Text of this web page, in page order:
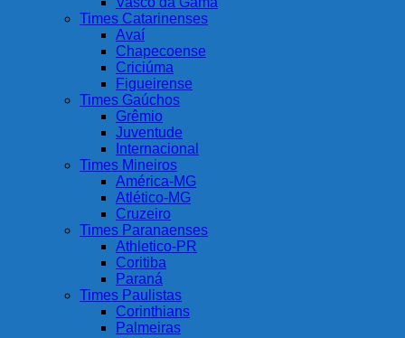
Times Catarinenses
Avaí
Chapecoense
Criciúma
Figueirense
Times Gaúchos
Grêmio
Juventude
Internacional
Times Mineiros
América-MG
Atlético-MG
Cruzeiro
Times Paranaenses
Athletico-PR
Coritiba
Paraná
Times Paulistas
Corinthians
Palmeiras